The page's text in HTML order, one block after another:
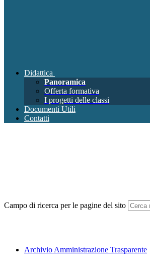
Didattica
Panoramica
Offerta formativa
I progetti delle classi
Documenti Utili
Contatti
Campo di ricerca per le pagine del sito
Archivio Amministrazione Trasparente